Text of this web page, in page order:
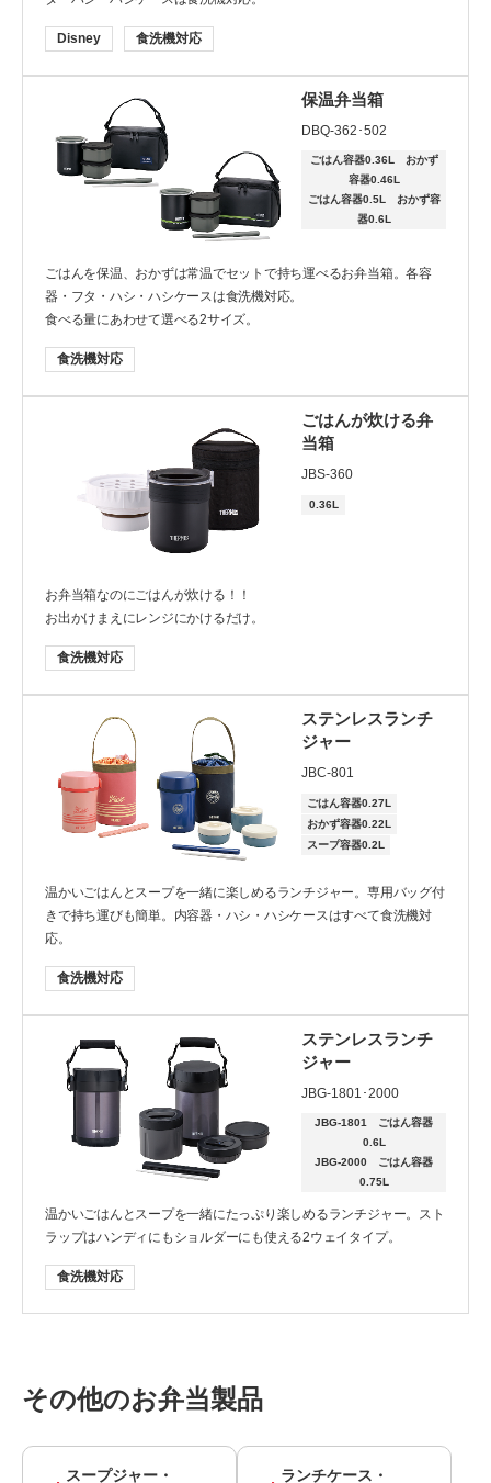
機能
食洗機
ごはん容量
1.5杯まで 1.6～2.5杯
Disney 食洗機対応
保温弁当箱
DBQ-362･502
ごはん容器0.36L おかず
容器0.46L
ごはん容器0.5L おかず容
器0.6L
ごはんを保温、おかずは常温でセットで持ち運べるお弁当箱。各容
器・フタ・ハシ・ハシケースは食洗機対応。
食べる量にあわせて選べる2サイズ。
食洗機対応
ごはんが炊ける弁
当箱
JBS-360
0.36L
お弁当箱なのにごはんが炊ける！！
お出かけまえにレンジにかけるだけ。
食洗機対応
ステンレスランチ
ジャー
JBC-801
ごはん容器0.27L
おかず容器0.22L
スープ容器0.2L
温かいごはんとスープを一緒に楽しめるランチジャー。専用バッグ付
きで持ち運びも簡単。内容器・ハシ・ハシケースはすべて食洗機対
応。
食洗機対応
ステンレスランチ
ジャー
JBG-1801･2000
JBG-1801 ごはん容器
0.6L
JBG-2000 ごはん容器
0.75L
温かいごはんとスープを一緒にたっぷり楽しめるランチジャー。スト
ラップはハンディにもショルダーにも使える2ウェイタイプ。
食洗機対応
その他のお弁当製品
スープジャー・ ランチケース・